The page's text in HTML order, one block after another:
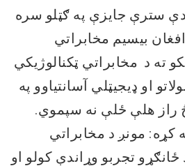
سترې جایزې په ګټلو سره
بیسیم مخابراتي
ته د مخابراتي ټکنالوژیکي
او ډیجیټلي آسانتیاوو په
راز هلې ځلې نه سپموي.
مونږ د مخابراتي
تجربو وړاندې کولو او